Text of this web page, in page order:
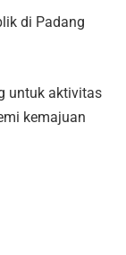
di Padang
untuk aktivitas
kemajuan